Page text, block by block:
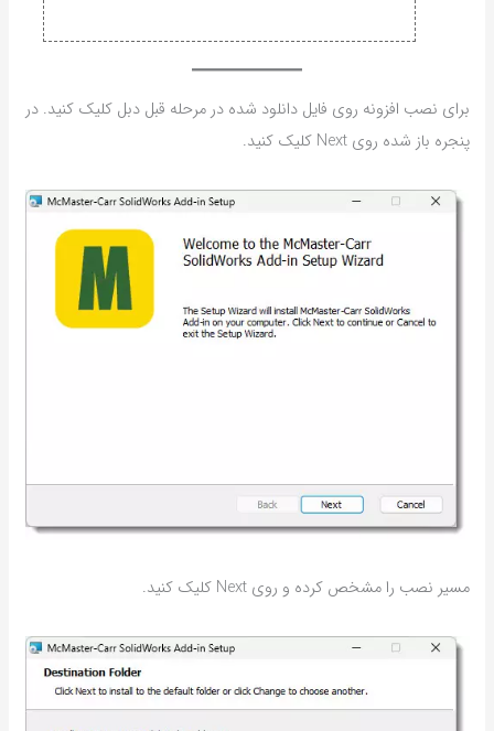
برای نصب افزونه روی فایل دانلود شده در مرحله قبل دبل کلیک کنید. در
پنجره باز شده روی Next کلیک کنید.
مسیر نصب را مشخص کرده و روی Next کلیک کنید.